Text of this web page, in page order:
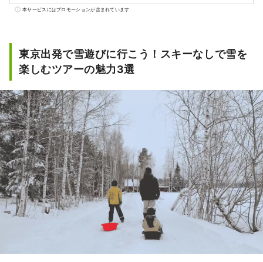
クセス方法をご用意。リフト券付きのお得な
で安心してゲレンデを満喫できます。
本サービスにはプロモーションが含まれています
東京出発で雪遊びに行こう！スキーなしで雪を
楽しむツアーの魅力3選